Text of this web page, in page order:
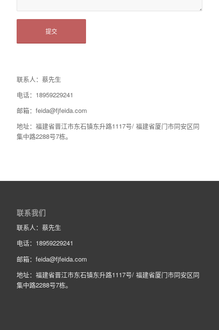
联系人：蔡先生
电话：18959229241
邮箱：feida@fjfeida.com
地址：福建省晋江市东石镇东升路1117号/ 福建省厦门市同安区同
集中路2288号7栋。
联系我们
联系人：蔡先生
电话：18959229241
邮箱：feida@fjfeida.com
地址：福建省晋江市东石镇东升路1117号/ 福建省厦门市同安区同
集中路2288号7栋。